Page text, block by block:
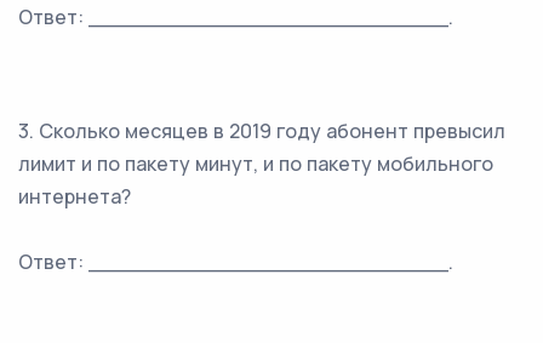
Ответ: ___________________________.
3. Сколько месяцев в 2019 году абонент превысил
лимит и по пакету минут, и по пакету мобильного
интернета?
Ответ: ___________________________.